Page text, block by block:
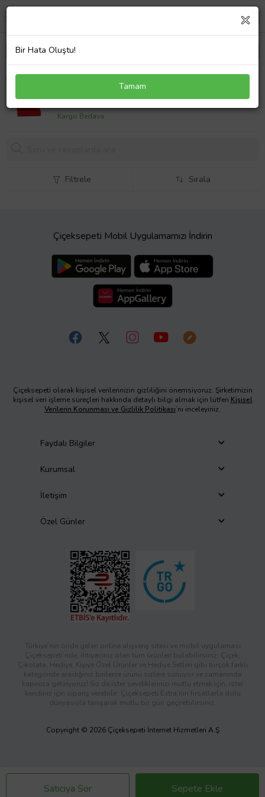
Honda için 10 Adet Gövde Yan Kalıp Klipsi 75305
375,00 TL
Kargo Bedava
Satıcıya Sor Sepete Ekle
Filtrele Sırala
Çiçeksepeti Mobil Uygulamamızı İndirin
Çiçeksepeti olarak kişisel verilerinizin gizliliğini önemsiyoruz. Şirketimizin
kişisel veri işleme süreçleri hakkında detaylı bilgi almak için lütfen Kişisel
Verilerin Korunması ve Gizlilik Politikası’nı inceleyiniz.
Faydalı Bilgiler
Kurumsal
İletişim
Özel Günler
Türkiye’nin önde gelen online alışveriş sitesi ve mobil uygulaması
Çiçeksepeti’nde, ihtiyacınız olan tüm ürünleri bulabilirsiniz. Çiçek,
Çikolata, Hediye, Kişiye Özel Ürünler ve Hediye Setleri gibi birçok farklı
kategoride aradığınız binlerce ürünü sizlere sunuyor ve zamanında
kapınıza getiriyoruz! Siz de ister sevdiklerinizi mutlu etmek için, ister
kendiniz için sipariş verebilir; Çiçeksepeti Extra’nın fırsatlarla dolu
dünyasıyla tanışarak mutlu bir gün geçirebilirsiniz.
Copyright © 2026 Çiçeksepeti İnternet Hizmetleri A.Ş
Bir Hata Oluştu!
Tamam